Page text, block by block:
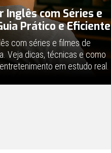
Inglês com Séries e
Prático e Eficiente
com séries e filmes de
Veja dicas, técnicas e como
em estudo real.